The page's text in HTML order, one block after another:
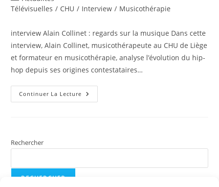
la
category:
Télévisuelles / CHU / Interview / Musicothérapie
interview Alain Collinet : regards sur la musique Dans cette
interview, Alain Collinet, musicothérapeute au CHU de Liège
et formateur en musicothérapie, analyse l’évolution du hip-
hop depuis ses origines contestataires…
Continuer La Lecture Alain
Collinet
Rêve
Trente
Rechercher
RECHERCHER